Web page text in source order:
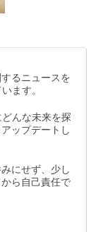
るニュースを
ます。
んな未来を探
ップデートし
にせず、少し
ら自己責任で